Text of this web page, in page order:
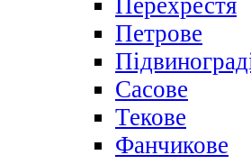
Перехрестя
Петрове
Сасове
Текове
Фанчикове